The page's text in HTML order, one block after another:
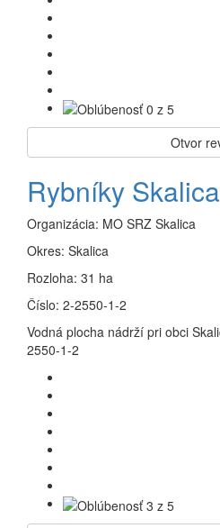
Otvor
Rybníky Skalica
Organizácia: MO SRZ Skalica
Okres: Skalica
Rozloha: 31 ha
Číslo: 2-2550-1-2
Vodná plocha nádrží pri obci
2550-1-2